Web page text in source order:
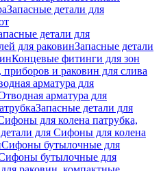
Запасные детали для
детали для
для раковинЗапасные детали
Концевые фитинги для зон
и раковин для слива
арматура для
арматура для
Запасные детали для
для колена патрубка,
для Сифоны для колена
Сифоны бутылочные для
бутылочные для